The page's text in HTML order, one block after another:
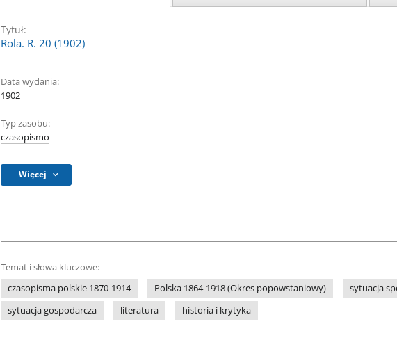
Tytuł:
Rola. R. 20 (1902)
Data wydania:
1902
Typ zasobu:
czasopismo
Więcej
Temat i słowa kluczowe:
czasopisma polskie 1870-1914
Polska 1864-1918 (Okres popowstaniowy) sytuacja
sytuacja gospodarcza
literatura historia i krytyka